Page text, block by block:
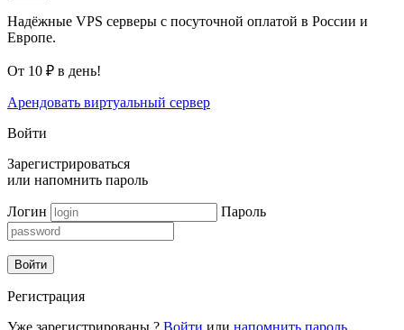
Надёжные VPS серверы с посуточной оплатой в России и
Европе.
От 10 ₽ в день!
Арендовать виртуальный сервер
Войти
Зарегистрироваться
или напомнить пароль
Логин Пароль
Войти
Регистрация